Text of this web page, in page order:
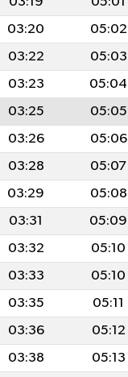
03:20 05:02
03:22 05:03
03:23 05:04
03:25 05:05
03:26 05:06
03:28 05:07
03:29 05:08
03:31 05:09
03:32 05:10
03:33 05:10
03:35 05:11
03:36 05:12
03:38 05:13